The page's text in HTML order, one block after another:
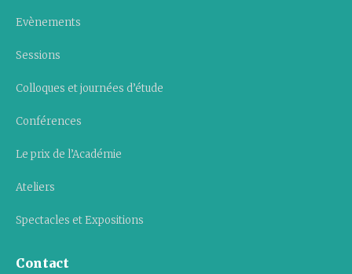
Evènements
Sessions
Colloques et journées d’étude
Conférences
Le prix de l’Académie
Ateliers
Spectacles et Expositions
Contact